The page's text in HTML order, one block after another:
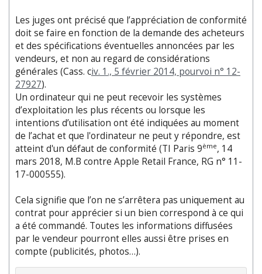
Les juges ont précisé que l’appréciation de conformité
doit se faire en fonction de la demande des acheteurs
et des spécifications éventuelles annoncées par les
vendeurs, et non au regard de considérations
générales (Cass. civ. 1., 5 février 2014, pourvoi n° 12-
27927).
Un ordinateur qui ne peut recevoir les systèmes
d’exploitation les plus récents ou lorsque les
intentions d’utilisation ont été indiquées au moment
de l’achat et que l'ordinateur ne peut y répondre, est
atteint d'un défaut de conformité (TI Paris 9ème, 14
mars 2018, M.B contre Apple Retail France, RG n° 11-
17-000555).
Cela signifie que l’on ne s’arrêtera pas uniquement au
contrat pour apprécier si un bien correspond à ce qui
a été commandé. Toutes les informations diffusées
par le vendeur pourront elles aussi être prises en
compte (publicités, photos…).